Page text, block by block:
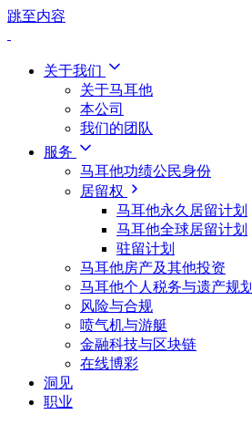
跳至内容
关于我们
关于马耳他
本公司
我们的团队
服务
马耳他功绩公民身份
居留权
马耳他永久居留计划
马耳他全球居留计划
驻留计划
马耳他房产及其他投资
马耳他个人税务与遗产规划
风险与合规
喷气机与游艇
金融科技与区块链
在线博彩
洞见
职业